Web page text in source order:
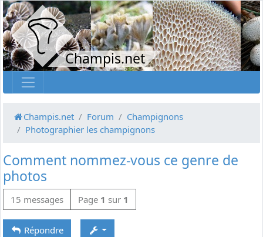
Champis.net
Champis.net Forum
Champignons
Photographier les champignons
Comment nommez-vous ce genre de
photos
15 messages Page 1 sur 1
Répondre